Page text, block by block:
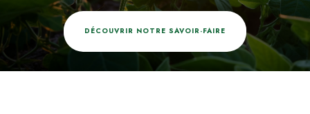
DÉCOUVRIR NOTRE SAVOIR-FAIRE